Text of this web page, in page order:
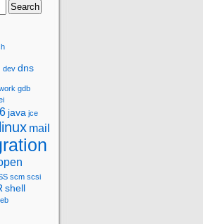
dev dns
gdb
java jce
linux mail
scm scsi
shell